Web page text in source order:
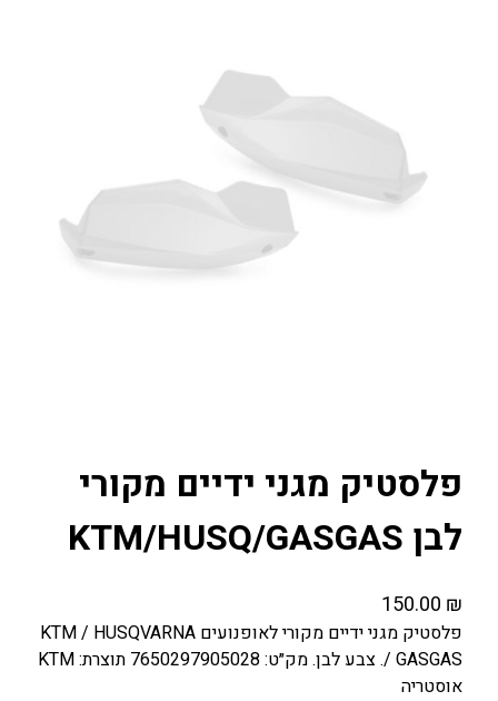
פלסטיק מגני ידיים מקורי
לבן KTM/HUSQ/GASGAS
150.00 ₪
פלסטיק מגני ידיים מקורי לאופנועים KTM / HUSQVARNA
/ GASGAS. צבע לבן. מק״ט: 7650297905028 תוצרת: KTM
אוסטריה